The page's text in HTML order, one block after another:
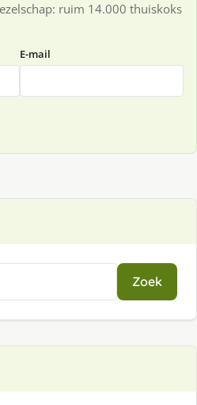
ruim 14.000 thuiskoks
E-mail
Zoek